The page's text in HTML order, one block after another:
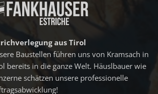
aus Tirol
Baustellen führen uns von Kramsach in
bereits in die ganze Welt. Häuslbauer wie
schätzen unsere professionelle